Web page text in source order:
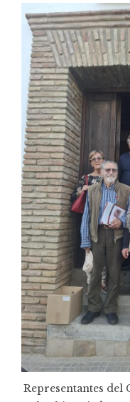
Representantes del